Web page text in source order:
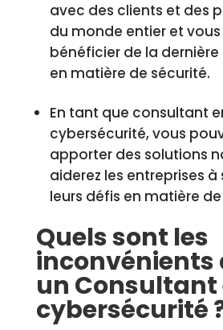
avec des clients et des
du monde entier et
bénéficier de la
en matière de sécurité.
En tant que consultant
cybersécurité, vous
apporter des solutions
aiderez les entreprises
leurs défis en matière
Quels sont les
inconvénients
un Consultant
cybersécurité